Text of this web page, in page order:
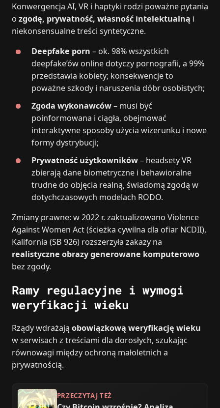
Konwergencja AI, VR i haptyki rodzi poważne pytania
o zgodę, prywatność, własność intelektualną i
niekonsensualne treści syntetyczne.
Deepfake porn – ok. 98% wszystkich
deepfake’ów online dotyczy pornografii, a 99%
przedstawia kobiety; konsekwencje to
poważne szkody i naruszenia dóbr osobistych;
Zgoda wykonawców– musi być
poinformowana i ciągła, obejmować
interaktywne sposoby użycia wizerunku i nowe
formy dystrybucji;
Prywatność użytkowników– headsety VR
zbierają dane biometryczne i behawioralne
trudne do objęcia realną, świadomą zgodą w
dotychczasowych modelach RODO.
Zmiany prawne: w 2022 r. zaktualizowano Violence
Against Women Act (ścieżka cywilna dla ofiar NCDII),
Kalifornia (SB 926) rozszerzyła zakazy na
realistyczne obrazy generowane komputerowo
bez zgody.
Ramy regulacyjne i wymogi
weryfikacji wieku
Rządy wdrażają obowiązkową weryfikację wieku
w serwisach z treściami dla dorosłych, szukając
równowagi między ochroną małoletnich a
prywatnością.
PRZECZYTAJ TEŻ